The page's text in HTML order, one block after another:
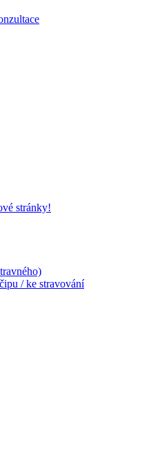
stránky!
/ ke stravování